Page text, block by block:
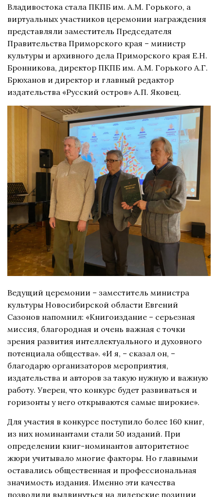
Владивостока стала ПКПБ им. А.М. Горького, а
виртуальных участников церемонии награждения
представляли заместитель Председателя
Правительства Приморского края – министр
культуры и архивного дела Приморского края Е.Н.
Бронникова, директор ПКПБ им. А.М. Горького А.Г.
Брюханов и директор и главный редактор
издательства «Русский остров» А.П. Яковец.
Ведущий церемонии – заместитель министра
культуры Новосибирской области Евгений
Сазонов напомнил: «Книгоиздание – серьезная
миссия, благородная и очень важная с точки
зрения развития интеллектуального и духовного
потенциала общества». «И я, – сказал он, –
благодарю организаторов мероприятия,
издательства и авторов за такую нужную и важную
работу. Уверен, что конкурс будет развиваться и
горизонты у него открываются самые широкие».
Для участия в конкурсе поступило более 160 книг,
из них номинантами стали 50 изданий. При
определении книг-номинантов авторитетное
жюри учитывало многие факторы. Но главными
оставались общественная и профессиональная
значимость издания. Именно эти качества
позволили выдвинуться на лидерские позиции